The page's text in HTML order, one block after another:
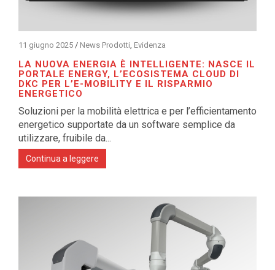
11 giugno 2025 / News Prodotti Evidenza
LA NUOVA ENERGIA È INTELLIGENTE: NASCE IL
PORTALE ENERGY, L’ECOSISTEMA CLOUD DI
DKC PER L’E-MOBILITY E IL RISPARMIO
ENERGETICO
Soluzioni per la mobilità elettrica e per l’efficientamento
energetico supportate da un software semplice da
utilizzare, fruibile da...
Continua a leggere